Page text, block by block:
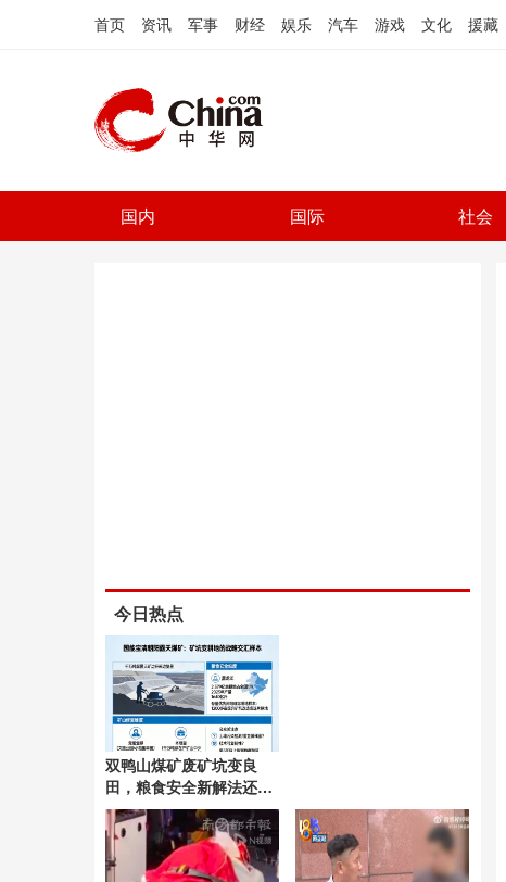
首页 资讯 军事 财经 娱乐 汽车 游戏 文化 援藏
国内 国际 社会
今日热点
双鸭山煤矿废矿坑变良
田，粮食安全新解法还是
待验证的样本？